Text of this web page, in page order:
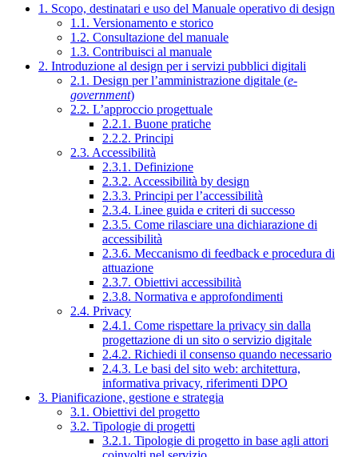
1. Scopo, destinatari e uso del Manuale operativo di design
1.1. Versionamento e storico
1.2. Consultazione del manuale
1.3. Contribuisci al manuale
2. Introduzione al design per i servizi pubblici digitali
2.1. Design per l’amministrazione digitale (e-
government)
2.2. L’approccio progettuale
2.2.1. Buone pratiche
2.2.2. Principi
2.3. Accessibilità
2.3.1. Definizione
2.3.2. Accessibilità by design
2.3.3. Principi per l’accessibilità
2.3.4. Linee guida e criteri di successo
2.3.5. Come rilasciare una dichiarazione di
accessibilità
2.3.6. Meccanismo di feedback e procedura di
attuazione
2.3.7. Obiettivi accessibilità
2.3.8. Normativa e approfondimenti
2.4. Privacy
2.4.1. Come rispettare la privacy sin dalla
progettazione di un sito o servizio digitale
2.4.2. Richiedi il consenso quando necessario
2.4.3. Le basi del sito web: architettura,
informativa privacy, riferimenti DPO
3. Pianificazione, gestione e strategia
3.1. Obiettivi del progetto
3.2. Tipologie di progetti
3.2.1. Tipologie di progetto in base agli attori